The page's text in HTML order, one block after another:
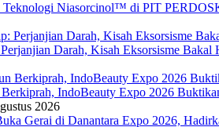
Teknologi Niasorcinol™ di PIT
Darah, Kisah Eksorsisme
IndoBeauty Expo 2026
2026